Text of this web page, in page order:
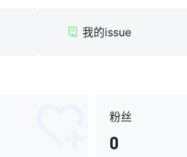
我的issue
粉丝
0